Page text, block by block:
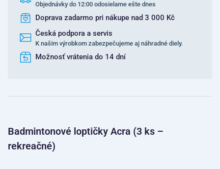
Objednávky do 12:00 odosielame ešte dnes
Doprava zadarmo pri nákupe nad 3 000 Kč
Česká podpora a servis
K našim výrobkom zabezpečujeme aj náhradné diely.
Možnosť vrátenia do 14 dní
Badmintonové loptičky Acra (3 ks –
rekreačné)